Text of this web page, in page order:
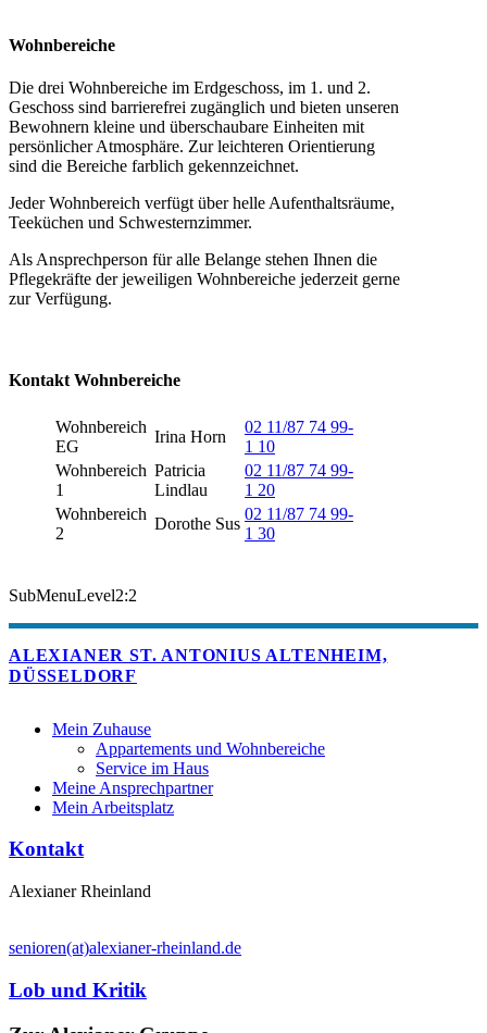
Wohnbereiche
Die drei Wohnbereiche im Erdgeschoss, im 1. und 2.
Geschoss sind barrierefrei zugänglich und bieten unseren
Bewohnern kleine und überschaubare Einheiten mit
persönlicher Atmosphäre. Zur leichteren Orientierung
sind die Bereiche farblich gekennzeichnet.
Jeder Wohnbereich verfügt über helle Aufenthaltsräume,
Teeküchen und Schwesternzimmer.
Als Ansprechperson für alle Belange stehen Ihnen die
Pflegekräfte der jeweiligen Wohnbereiche jederzeit gerne
zur Verfügung.
Kontakt Wohnbereiche
Wohnbereich
EG
Irina Horn
02 11/87 74 99-
1 10
Wohnbereich
1
Patricia
Lindlau
02 11/87 74 99-
1 20
Wohnbereich
2
Dorothe Sus
02 11/87 74 99-
1 30
SubMenuLevel2:2
ALEXIANER ST. ANTONIUS ALTENHEIM,
DÜSSELDORF
Mein Zuhause
Appartements und Wohnbereiche
Service im Haus
Meine Ansprechpartner
Mein Arbeitsplatz
Kontakt
Alexianer Rheinland
senioren(at)alexianer-rheinland.de
Lob und Kritik